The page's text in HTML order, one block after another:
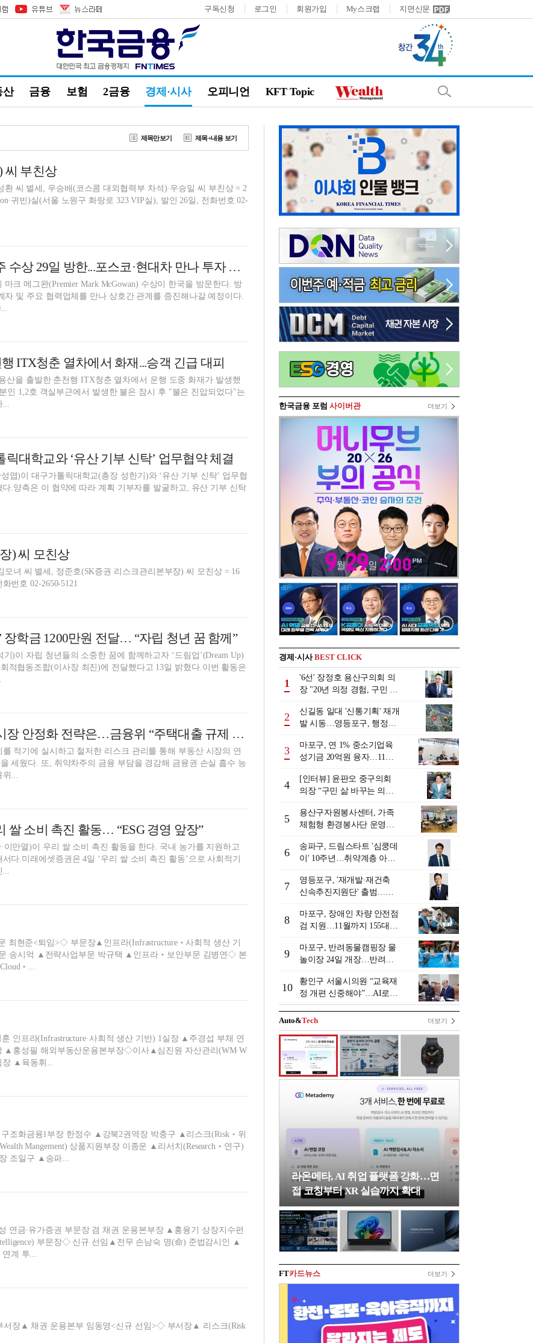
구독신청 로그인 회원가입 My스크랩 지면신문
산 금융 보험 2금융 경제·시사 오피니언 KFT Topic
제목만보기 제목+내용 보기
씨 부친상
씨 별세, 우승배(코스콤 대외협력부 차석)·우승일 씨 부친상 = 2
귀빈)실(서울 노원구 화랑로 323 VIP실), 발인 26일, 전화번호 02-
마크 메그완 서호주 수상 29일 방한...포스코·현대차 만나 투자 논의
마크 메그완(Premier Mark McGowan) 수상이 한국을 방문한다. 방
자 및 주요 협력업체를 만나 상호간 관계를 증진해나갈 예정이다.
ITX청춘 열차에서 화재...승객 긴급 대피
산을 출발한 춘천행 ITX청춘 열차에서 운행 도중 화재가 발생했
인 1,2호 객실부근에서 발생한 불은 잠시 후 "불은 진압되었다"는
...
대학교와 ‘유산 기부 신탁’ 업무협약 체결
엽)이 대구가톨릭대학교(총장 성한기)와 ‘유산 기부 신탁’ 업무협
다.양측은 이 협약에 따라 계획 기부자를 발굴하고, 유산 기부 신탁
) 씨 모친상
녀 씨 별세, 정준호(SK증권 리스크관리본부장) 씨 모친상 = 16
번호 02-2650-5121
장학금 1200만원 전달… “자립 청년 꿈 함께”
)이 자립 청년들의 소중한 꿈에 함께하고자 ‘드림업’(Dream Up)
적협동조합(이사장 최진)에 전달했다고 13일 밝혔다.이번 활동은
2023년 정부 금융시장 안정화 전략은…금융위 “주택대출 규제 정상화”
적기에 실시하고 철저한 리스크 관리를 통해 부동산 시장의 연
세웠다. 또, 취약차주의 금융 부담을 경감해 금융권 손실 흡수 능
위...
쌀 소비 촉진 활동… “ESG 경영 앞장”
이만열)이 우리 쌀 소비 촉진 활동을 한다. 국내 농가를 지원하고
다.미래에셋증권은 4일 ‘우리 쌀 소비 촉진 활동’으로 사회적기
...
송시억 ▲전략사업부문 박규택 ▲인프라‧보안부문 김병연◇ 본
인프라(Infrastructure·사회적 생산 기반) 1실장 ▲주경섭 부채 연
▲홍성필 해외부동산운용본부장◇이사▲심진원 자산관리(WM·W
장 ▲육동휘...
조화금융1부장 한정수 ▲강북2권역장 박충구 ▲리스크(Risk‧위
Mangement) 상품지원부장 이종운 ▲리서치(Research‧연구)
조일구 ▲송파...
금·유가증권 부문장 겸 채권 운용본부장 ▲홍융기 상장지수펀
부문장◇ 신규 선임▲전무 손남숙 명(命) 준법감시인 ▲
계 투...
장▲ 채권 운용본부 임동영<신규 선임>◇ 부서장▲ 리스크(Risk
한국금융 포럼 사이버관 더보기
경제·시사BEST CLICK
1
'6선' 장정호 용산구의회 의
장 "20년 의정 경험, 구민 위
2
신길동 일대 '신통기획' 재개
발 시동…영등포구, 행정지
3
마포구, 연 1% 중소기업육
성기금 20억원 융자…11일
4
[인터뷰] 윤판오 중구의회
의장 “구민 삶 바꾸는 의회
5
용산구자원봉사센터, 가족
체험형 환경봉사단 운영…
6
송파구, 드림스타트 '심쿵데
이' 10주년…취약계층 아동
7
영등포구, '재개발·재건축
신속추진지원단' 출범…현
8
마포구, 장애인 차량 안전점
검 지원…11월까지 155대
9
마포구, 반려동물캠핑장 물
놀이장 24일 개장…반려견
10
황인구 서울시의원 “교육재
정 개편 신중해야”…AI로
위기학생 조기 관리 제안
Auto&Tech 더보기
라온메타, AI 취업 플랫폼 강화…면
접 코칭부터 XR 실습까지 확대
FT카드뉴스 더보기